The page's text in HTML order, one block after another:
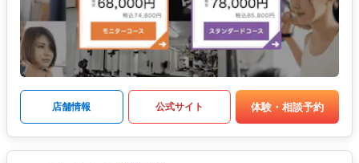
店舗情報 公式サイト 体験・相談予約